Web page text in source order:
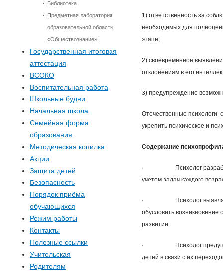
1) ответственность за
необходимых для
этапе;
2) своевременное
отклонениям в его
3) предупреждение
Отечественные психологи
укрепить психическое и
Содержание
· Психолог
учетом задач каждого
· Психолог выявляет
обусловить возникновение
развитии.
· Психолог
детей в связи с их
Библиотека
Предметная лаборатория
образовательной области
«Обществознание»
Государственная итоговая
аттестация
ВСОКО
Воспитательная работа
Школьные будни
Начальная школа
Семейная форма
образования
Методическая копилка
Акции
Защита детей
Безопасность
Порядок приёма
обучающихся
Режим работы
Контакты
Полезные ссылки
Учительская
Родителям